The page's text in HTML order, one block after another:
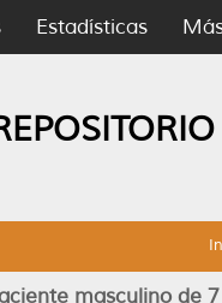
Estadísticas
masculino de